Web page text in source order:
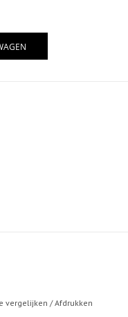
vergelijken /Afdrukken